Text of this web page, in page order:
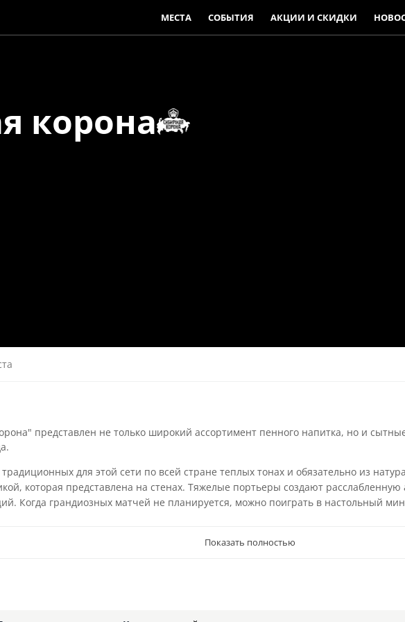
МЕСТА СОБЫТИЯ АКЦИИ И СКИДКИ
корона
представлен не только широкий ассортимент пенного напитка, но и
для этой сети по всей стране теплых тонах и обязательно из
которая представлена на стенах. Тяжелые портьеры создают
Когда грандиозных матчей не планируется, можно поиграть в настольный
Показать полностью